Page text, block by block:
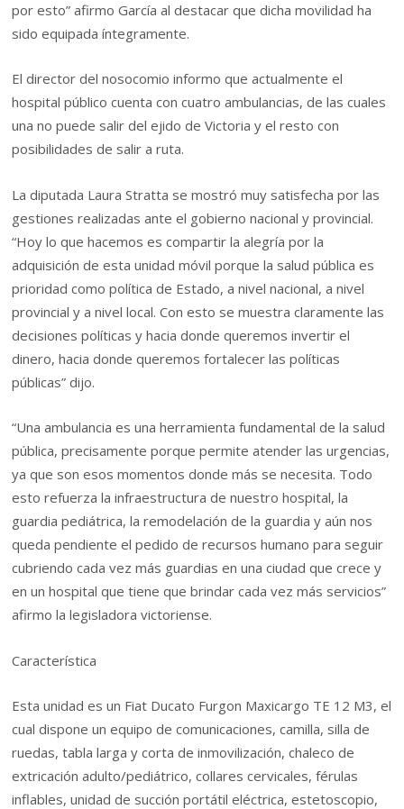
por esto” afirmo García al destacar que dicha movilidad ha
sido equipada íntegramente.
El director del nosocomio informo que actualmente el
hospital público cuenta con cuatro ambulancias, de las cuales
una no puede salir del ejido de Victoria y el resto con
posibilidades de salir a ruta.
La diputada Laura Stratta se mostró muy satisfecha por las
gestiones realizadas ante el gobierno nacional y provincial.
“Hoy lo que hacemos es compartir la alegría por la
adquisición de esta unidad móvil porque la salud pública es
prioridad como política de Estado, a nivel nacional, a nivel
provincial y a nivel local. Con esto se muestra claramente las
decisiones políticas y hacia donde queremos invertir el
dinero, hacia donde queremos fortalecer las políticas
públicas” dijo.
“Una ambulancia es una herramienta fundamental de la salud
pública, precisamente porque permite atender las urgencias,
ya que son esos momentos donde más se necesita. Todo
esto refuerza la infraestructura de nuestro hospital, la
guardia pediátrica, la remodelación de la guardia y aún nos
queda pendiente el pedido de recursos humano para seguir
cubriendo cada vez más guardias en una ciudad que crece y
en un hospital que tiene que brindar cada vez más servicios”
afirmo la legisladora victoriense.
Característica
Esta unidad es un Fiat Ducato Furgon Maxicargo TE 12 M3, el
cual dispone un equipo de comunicaciones, camilla, silla de
ruedas, tabla larga y corta de inmovilización, chaleco de
extricación adulto/pediátrico, collares cervicales, férulas
inflables, unidad de succión portátil eléctrica, estetoscopio,